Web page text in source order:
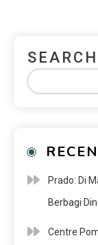
SEARCH
Prado: Di
Berbagi
Centre